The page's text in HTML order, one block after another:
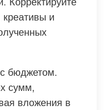
и
бюджетом.
сумм,
вложения в